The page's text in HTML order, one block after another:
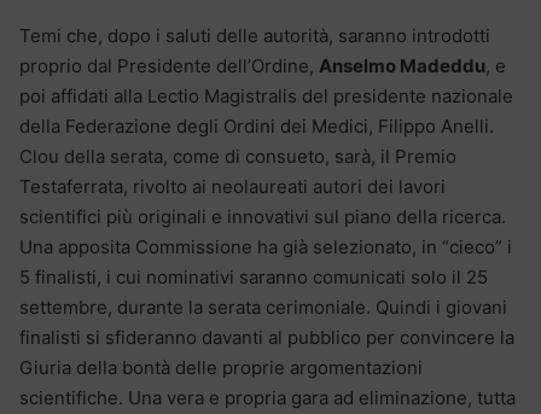
Temi che, dopo i saluti delle autorità, saranno introdotti
proprio dal Presidente dell’Ordine, Anselmo Madeddu, e
poi affidati alla Lectio Magistralis del presidente nazionale
della Federazione degli Ordini dei Medici, Filippo Anelli.
Clou della serata, come di consueto, sarà, il Premio
Testaferrata, rivolto ai neolaureati autori dei lavori
scientifici più originali e innovativi sul piano della ricerca.
Una apposita Commissione ha già selezionato, in “cieco” i
5 finalisti, i cui nominativi saranno comunicati solo il 25
settembre, durante la serata cerimoniale. Quindi i giovani
finalisti si sfideranno davanti al pubblico per convincere la
Giuria della bontà delle proprie argomentazioni
scientifiche. Una vera e propria gara ad eliminazione, tutta